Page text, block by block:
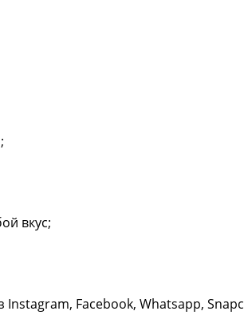
вкус;
Facebook, Whatsapp,